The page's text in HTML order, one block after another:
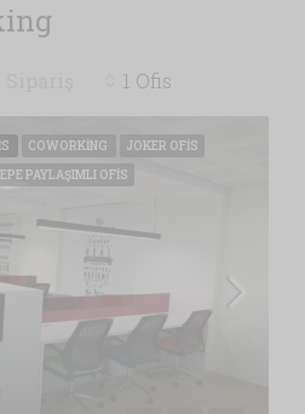
1 Ofis
COWORKING
JOKER OFIS
PAYLAŞIMLI OFIS